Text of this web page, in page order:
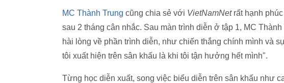
MC Thành Trung cũng chia sẻ với VietNamNetrất hạnh
sau 2 tháng cân nhắc. Sau màn trình diễn ở tập 1, MC
hài lòng về phần trình diễn, như chiến thắng chính mình và
tôi xuất hiện trên sân khấu là khi tôi tận hưởng hết mình".
Từng học diễn xuất, song việc biểu diễn trên sân khấu như